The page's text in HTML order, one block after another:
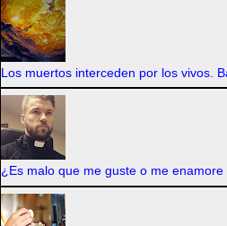
Los muertos interceden por los vivos.
¿Es malo que me guste o me